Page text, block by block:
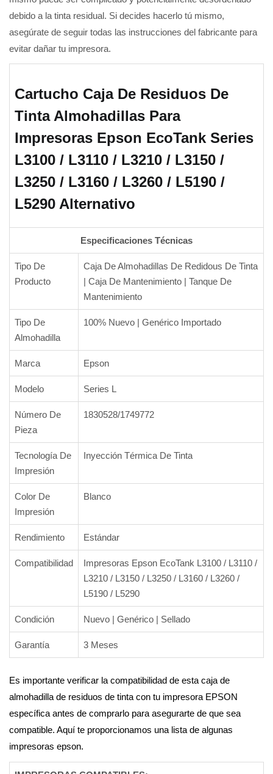
debido a la tinta residual. Si decides hacerlo tú mismo,
asegúrate de seguir todas las instrucciones del fabricante para
evitar dañar tu impresora.
Cartucho Caja De Residuos De
Tinta Almohadillas Para
Impresoras Epson EcoTank Series
L3100 / L3110 / L3210 / L3150 /
L3250 / L3160 / L3260 / L5190 /
L5290 Alternativo
Especificaciones Técnicas
Tipo De
Producto
Caja De Almohadillas De Redidous De Tinta
| Caja De Mantenimiento | Tanque De
Mantenimiento
Tipo De
Almohadilla
100% Nuevo | Genérico Importado
Marca Epson
Modelo Series L
Número De
Pieza
1830528/1749772
Tecnología De
Impresión
Inyección Térmica De Tinta
Color De
Impresión
Blanco
Rendimiento Estándar
Compatibilidad
Impresoras Epson EcoTank L3100 / L3110 /
L3210 / L3150 / L3250 / L3160 / L3260 /
L5190 / L5290
Condición Nuevo | Genérico | Sellado
Garantía 3 Meses
Es importante verificar la compatibilidad de esta caja de
almohadilla de residuos de tinta con tu impresora EPSON
específica antes de comprarlo para asegurarte de que sea
compatible. Aquí te proporcionamos una lista de algunas
impresoras epson.